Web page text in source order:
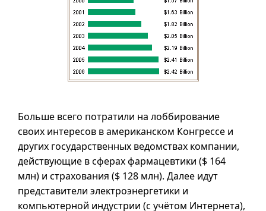
Больше всего потратили на лоббирование
своих интересов в американском Конгрессе и
других государственных ведомствах компании,
действующие в сферах фармацевтики ($ 164
млн) и страхования ($ 128 млн). Далее идут
представители электроэнергетики и
компьютерной индустрии (с учётом Интернета),